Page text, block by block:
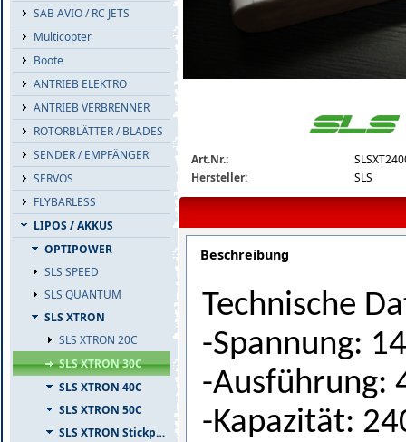
SAB AVIO / RC JETS
Multicopter
Boote
ANTRIEB ELEKTRO
ANTRIEB VERBRENNER
ROTORBLÄTTER / BLADES
SENDER / EMPFÄNGER
SERVOS
FLYBARLESS
LIPOS / AKKUS
OPTIPOWER
SLS SPEED
SLS QUANTUM
SLS XTRON
SLS XTRON 20C
SLS XTRON 30C
SLS XTRON 40C
SLS XTRON 50C
SLS XTRON Stickpack
slsxt24004130-detail.jpg
Art.Nr.:
Hersteller:
SLS
Beschreibung
Technische
-Spannung:
-Ausführung:
-Kapazität: